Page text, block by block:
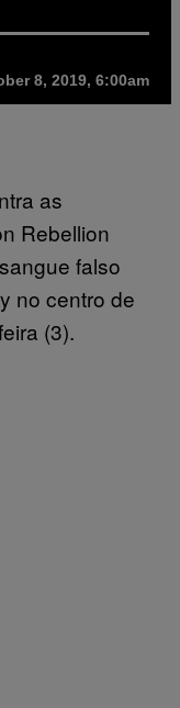
8, 2019, 6:00am
as
Rebellion
falso
no centro de
(3).